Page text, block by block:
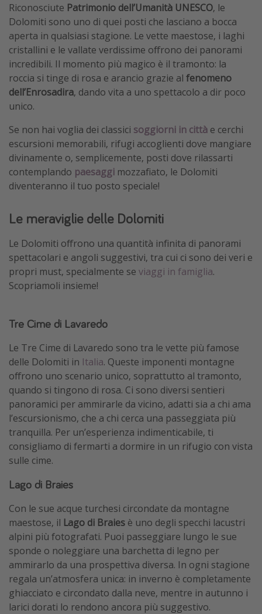
Riconosciute Patrimonio dell’Umanità UNESCO, le
Dolomiti sono uno di quei posti che lasciano a bocca
aperta in qualsiasi stagione. Le vette maestose, i laghi
cristallini e le vallate verdissime offrono dei panorami
incredibili. Il momento più magico è il tramonto: la
roccia si tinge di rosa e arancio grazie al fenomeno
dell’Enrosadira, dando vita a uno spettacolo a dir poco
unico.
Se non hai voglia dei classici soggiorni in città e cerchi
escursioni memorabili, rifugi accoglienti dove mangiare
divinamente o, semplicemente, posti dove rilassarti
contemplando paesaggi mozzafiato, le Dolomiti
diventeranno il tuo posto speciale!
Le meraviglie delle Dolomiti
Le Dolomiti offrono una quantità infinita di panorami
spettacolari e angoli suggestivi, tra cui ci sono dei veri e
propri must, specialmente se viaggi in famiglia.
Scopriamoli insieme!
Tre Cime di Lavaredo
Le Tre Cime di Lavaredo sono tra le vette più famose
delle Dolomiti in Italia. Queste imponenti montagne
offrono uno scenario unico, soprattutto al tramonto,
quando si tingono di rosa. Ci sono diversi sentieri
panoramici per ammirarle da vicino, adatti sia a chi ama
l’escursionismo, che a chi cerca una passeggiata più
tranquilla. Per un’esperienza indimenticabile, ti
consigliamo di fermarti a dormire in un rifugio con vista
sulle cime.
Lago di Braies
Con le sue acque turchesi circondate da montagne
maestose, il Lago di Braies è uno degli specchi lacustri
alpini più fotografati. Puoi passeggiare lungo le sue
sponde o noleggiare una barchetta di legno per
ammirarlo da una prospettiva diversa. In ogni stagione
regala un’atmosfera unica: in inverno è completamente
ghiacciato e circondato dalla neve, mentre in autunno i
larici dorati lo rendono ancora più suggestivo.